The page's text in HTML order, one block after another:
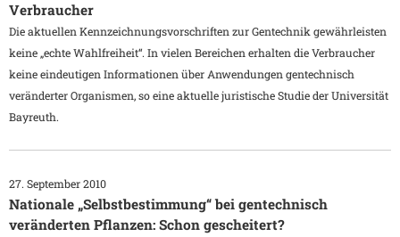
Verbraucher
Die aktuellen Kennzeichnungsvorschriften zur Gentechnik gewährleisten
keine „echte Wahlfreiheit“. In vielen Bereichen erhalten die Verbraucher
keine eindeutigen Informationen über Anwendungen gentechnisch
veränderter Organismen, so eine aktuelle juristische Studie der Universität
Bayreuth.
27. September 2010
Nationale „Selbstbestimmung“ bei gentechnisch
veränderten Pflanzen: Schon gescheitert?